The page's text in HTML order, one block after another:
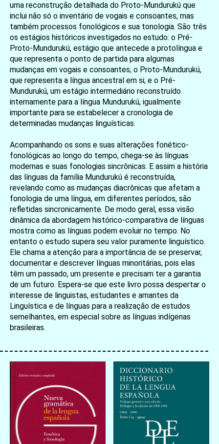
uma reconstrução detalhada do Proto-Mundurukú que
inclui não só o inventário de vogais e consoantes, mas
também processos fonológicos e sua tonologia. São três
os estágios históricos investigados no estudo: o Pré-
Proto-Mundurukú, estágio que antecede a protolíngua e
que representa o ponto de partida para algumas
mudanças em vogais e consoantes; o Proto-Mundurukú,
que representa a língua ancestral em si; e o Pré-
Mundurukú, um estágio intermediário reconstruído
internamente para a língua Mundurukú, igualmente
importante para se estabelecer a cronologia de
determinadas mudanças linguísticas.
Acompanhando os sons e suas alterações fonético-
fonológicas ao longo do tempo, chega-se às línguas
modernas e suas fonologias sincrônicas. E assim a história
das línguas da família Mundurukú é reconstruída,
revelando como as mudanças diacrônicas que afetam a
fonologia de uma língua, em diferentes períodos, são
refletidas sincronicamente. De modo geral, essa visão
dinâmica da abordagem histórico-comparativa de línguas
mostra como as línguas podem evoluir no tempo. No
entanto o estudo supera seu valor puramente linguístico.
Ele chama a atenção para a importância de se preservar,
documentar e descrever línguas minoritárias, pois elas
têm um passado, um presente e precisam ter a garantia
de um futuro. Espera-se que este livro possa despertar o
interesse de linguistas, estudantes e amantes da
Linguística e de línguas para a realização de estudos
semelhantes, em especial sobre as línguas indígenas
brasileiras.